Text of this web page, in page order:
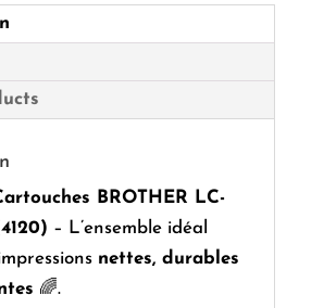
BROTHER LC-
– L’ensemble idéal
nettes, durables
🌈.